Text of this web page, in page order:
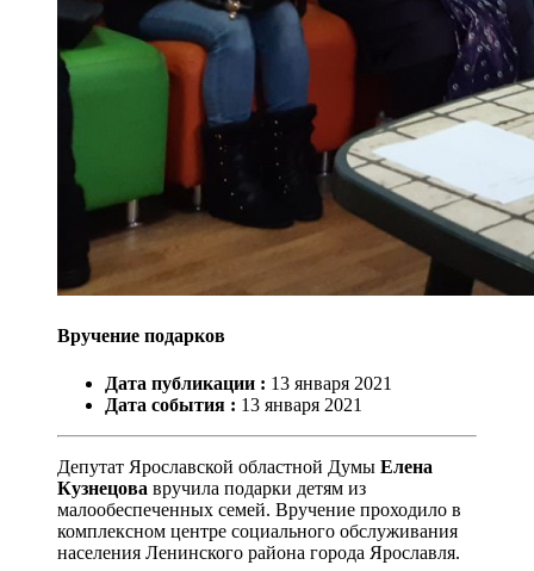
Вручение подарков
Дата публикации : 13 января 2021
Дата события : 13 января 2021
Депутат Ярославской областной Думы Елена
Кузнецова вручила подарки детям из
малообеспеченных семей. Вручение проходило в
комплексном центре социального обслуживания
населения Ленинского района города Ярославля.